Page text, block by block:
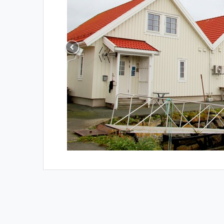
Previous